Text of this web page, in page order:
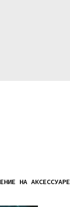
НА АКСЕССУАРЕ